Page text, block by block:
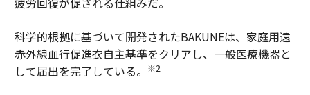
科学的根拠に基づいて開発されたBAKUNEは、家庭用遠
赤外線血行促進衣自主基準をクリアし、一般医療機器と
して届出を完了している。
※2